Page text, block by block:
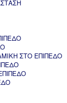
ΣΤΟ ΕΠΙΠΕΔΟ